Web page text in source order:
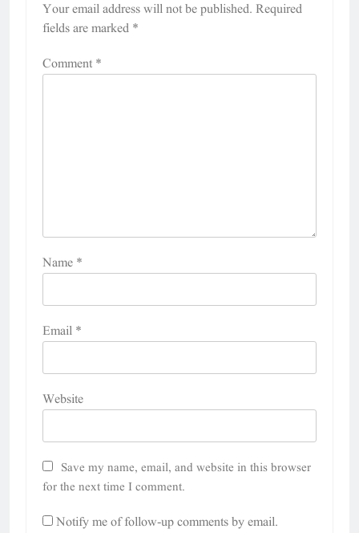
Your email address will not be published. Required
fields are marked *
Comment *
Name *
Email *
Website
Save my name, email, and website in this browser
for the next time I comment.
Notify me of follow-up comments by email.